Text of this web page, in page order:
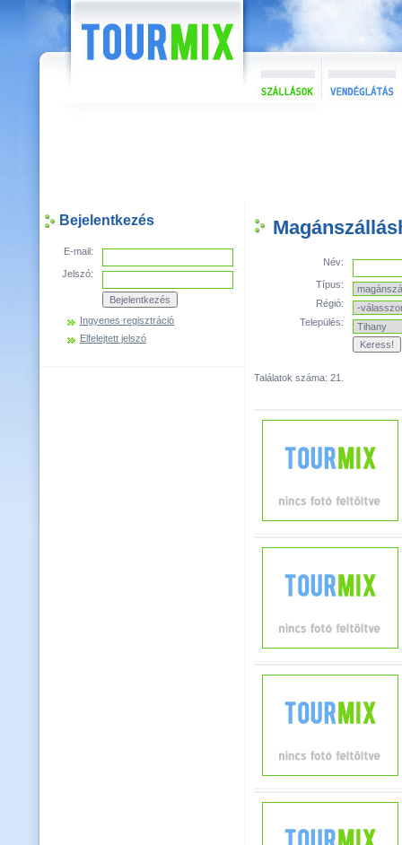
Bejelentkezés
E-mail:
Jelszó:
Ingyenes regisztráció
Elfelejtett jelszó
Név:
Típus:
Régió:
Település:
Találatok száma: 21.